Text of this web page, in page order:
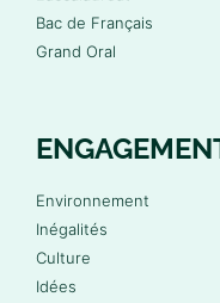
Bac de Français
Grand Oral
Environnement
Inégalités
Culture
Idées